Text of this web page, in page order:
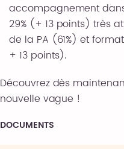
accompagnement
29% (+ 13 points) très
de la PA (61%) et
+ 13 points).
Découvrez dès
nouvelle vague !
DOCUMENTS